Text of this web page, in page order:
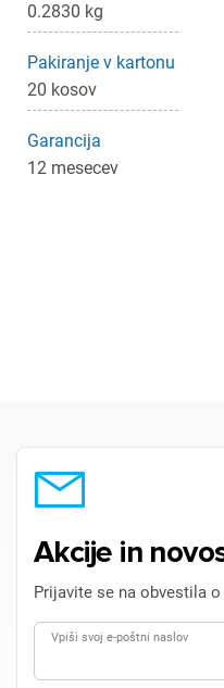
0.2830 kg
Pakiranje v kartonu
20 kosov
Garancija
12 mesecev
Akcije in
Prijavite se na obvestila
Vpiši svoj e-poštni naslov